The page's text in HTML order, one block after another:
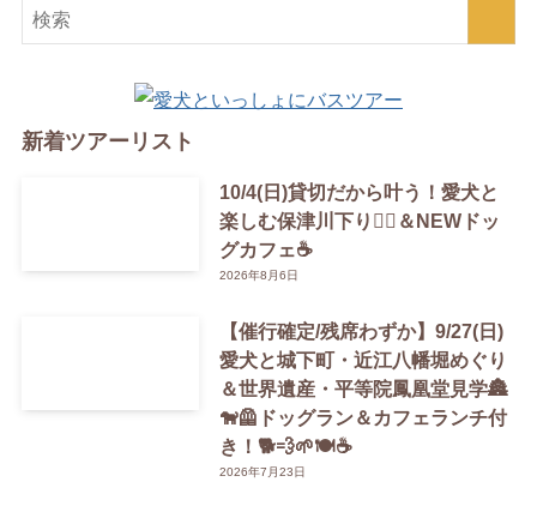
新着ツアーリスト
10/4(日)貸切だから叶う！愛犬と
楽しむ保津川下り🚣‍♀️＆NEWドッ
グカフェ☕️
2026年8月6日
【催行確定/残席わずか】9/27(日)
愛犬と城下町・近江八幡堀めぐり
＆世界遺産・平等院鳳凰堂見学🏯
🐕‍🦺ドッグラン＆カフェランチ付
き！🐕💨🌱🍽️☕️
2026年7月23日